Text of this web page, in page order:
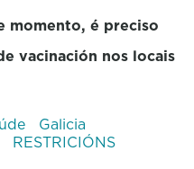
momento, é preciso
vacinación nos locais
Galicia
RESTRICIÓNS